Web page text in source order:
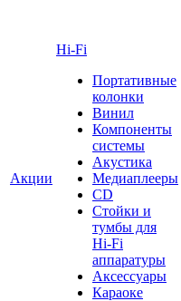
Акции
Hi-Fi
Портативные
колонки
Винил
Компоненты
системы
Акустика
Медиаплееры
CD
Стойки и
тумбы для
Hi-Fi
аппаратуры
Аксессуары
Караоке